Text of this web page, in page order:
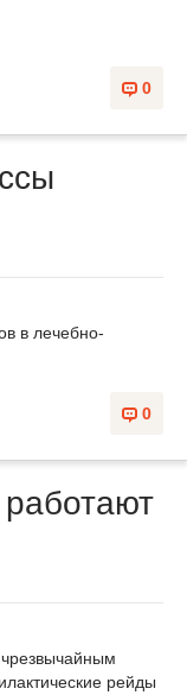
0
в лечебно-
0
рейды